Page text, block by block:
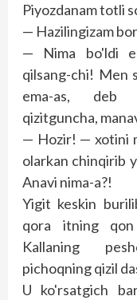
Piyozdanam totli
— Hazilingizam
— Nima bo'ldi
qilsang-chi! Men
ema-as, deb
qizitguncha,
— Hozir! — xotini
olarkan chinqirib
Anavi nima-a?!
Yigit keskin
qora itning
Kallaning
pichoqning qizil
U ko'rsatgich